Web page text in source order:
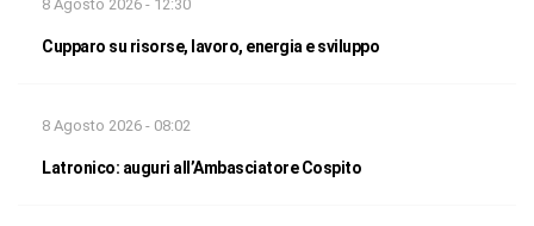
8 Agosto 2026 - 12:30
Cupparo su risorse, lavoro, energia e sviluppo
8 Agosto 2026 - 08:02
Latronico: auguri all’Ambasciatore Cospito